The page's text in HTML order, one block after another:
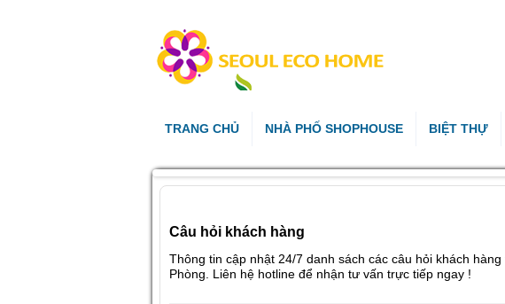
TRANG CHỦ NHÀ PHỐ SHOPHOUSE BIỆT THỰ
Câu hỏi khách hàng
Thông tin cập nhật 24/7 danh sách các câu hỏi khách
Phòng. Liên hệ hotline để nhận tư vấn trực tiếp ngay !